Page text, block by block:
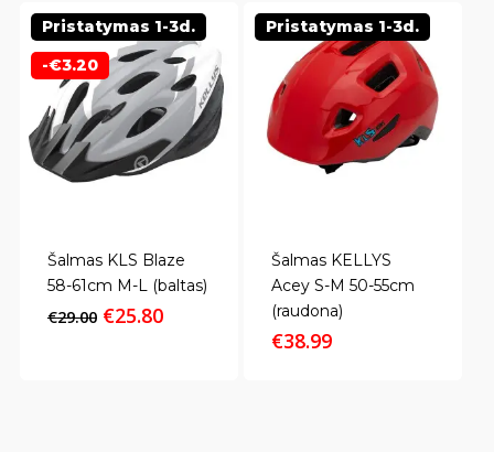
€79.00.€72.50.
Šalmas KLS Blaze
58-61cm M-L (baltas)
€29.00 Original
€25.80Current
Pristatymas 1-3d.
-€3.20
Šalmas KELLYS
Acey S-M 50-55cm
(raudona)
€38.99
Pristatymas 1-3d.